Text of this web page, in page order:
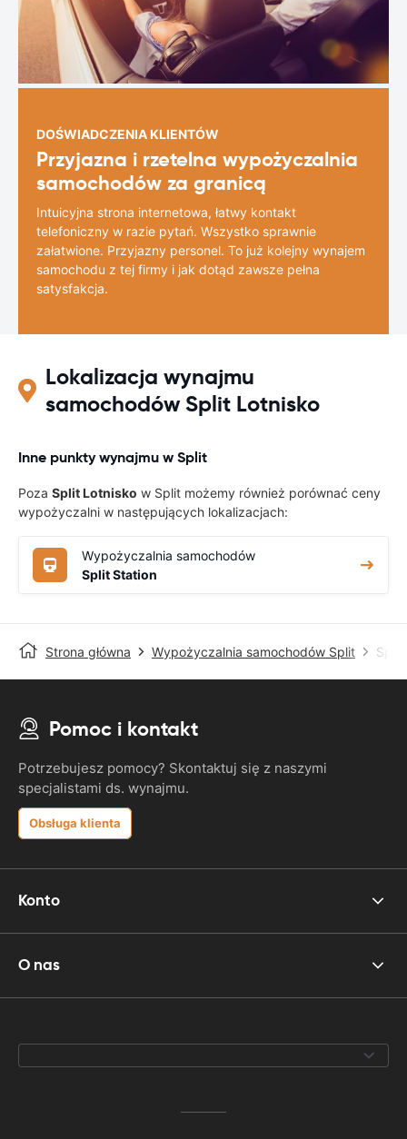
DOŚWIADCZENIA KLIENTÓW
Przyjazna i rzetelna wypożyczalnia
samochodów za granicą
Intuicyjna strona internetowa, łatwy kontakt
telefoniczny w razie pytań. Wszystko sprawnie
załatwione. Przyjazny personel. To już kolejny wynajem
samochodu z tej firmy i jak dotąd zawsze pełna
satysfakcja.
Lokalizacja wynajmu
samochodów Split Lotnisko
Inne punkty wynajmu w Split
Poza Split Lotnisko w Split możemy również porównać ceny
wypożyczalni w następujących lokalizacjach:
Wypożyczalnia samochodów
Split Station
Strona główna Wypożyczalnia samochodów Split Split
Pomoc i kontakt
Potrzebujesz pomocy? Skontaktuj się z naszymi
specjalistami ds. wynajmu.
Obsługa klienta
Konto
O nas